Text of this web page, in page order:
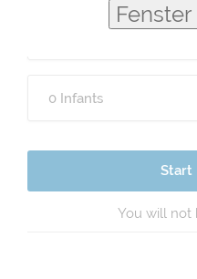
Start
You will not